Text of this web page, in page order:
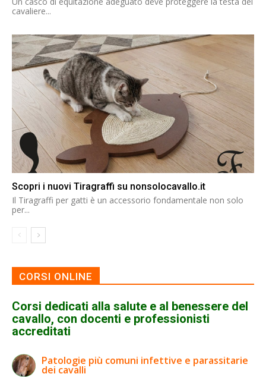
cavaliere...
Scopri i nuovi Tiragraffi su nonsolocavallo.it
Il Tiragraffi per gatti è un accessorio fondamentale non solo
per...
CORSI ONLINE
Corsi dedicati alla salute e al benessere del
cavallo, con docenti e professionisti
accreditati
Patologie più comuni infettive e parassitarie
dei cavalli